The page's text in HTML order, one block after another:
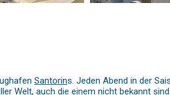
Santorins. Jeden Abend in der
Welt, auch die einem nicht bekannt